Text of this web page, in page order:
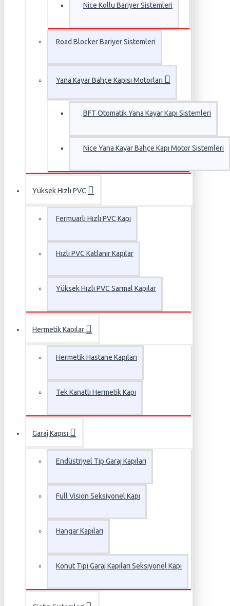
Nice Kollu Bariyer Sistemleri
Road Blocker Bariyer Sistemleri
Yana Kayar Bahçe Kapısı Motorları
BFT Otomatik Yana Kayar Kapı Sistemleri
Nice Yana Kayar Bahçe Kapı Motor Sistemleri
Yüksek Hızlı PVC
Fermuarlı Hızlı PVC Kapı
Hızlı PVC Katlanır Kapılar
Yüksek Hızlı PVC Sarmal Kapılar
Hermetik Kapılar
Hermetik Hastane Kapıları
Tek Kanatlı Hermetik Kapı
Garaj Kapısı
Endüstriyel Tip Garaj Kapıları
Full Vision Seksiyonel Kapı
Hangar Kapıları
Konut Tipi Garaj Kapıları Seksiyonel Kapı